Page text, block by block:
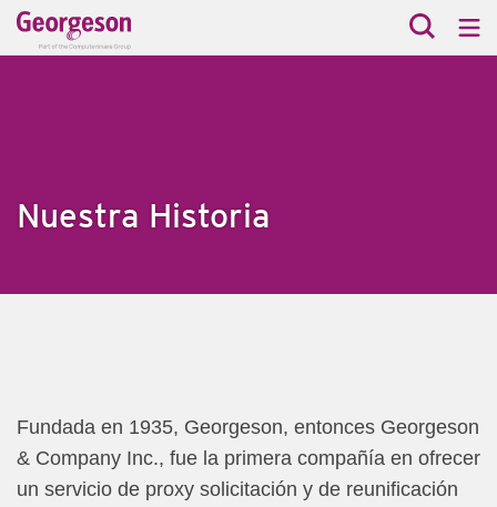
Nuestra Historia
Fundada en 1935, Georgeson, entonces Georgeson
& Company Inc., fue la primera compañía en ofrecer
un servicio de proxy solicitación y de reunificación